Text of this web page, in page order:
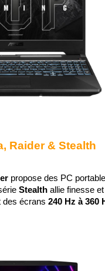
Raider & Stealth
propose des PC
Stealth allie finesse
des écrans 240 Hz à 360